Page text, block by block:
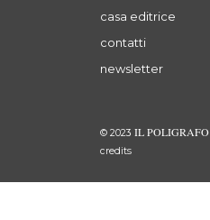
casa editrice
contatti
newsletter
© 2023 IL POLIGRAFO
credits